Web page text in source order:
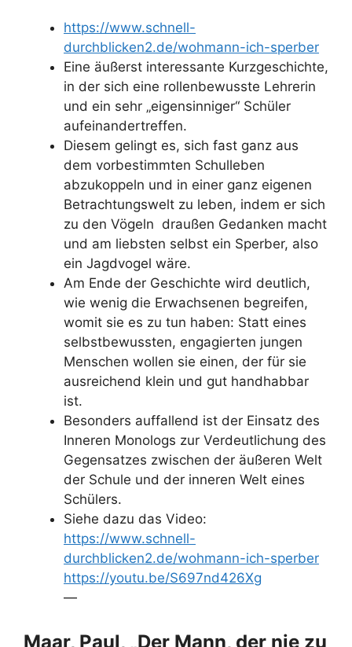
https://www.schnell-
durchblicken2.de/wohmann-ich-sperber
Eine äußerst interessante Kurzgeschichte,
in der sich eine rollenbewusste Lehrerin
und ein sehr „eigensinniger“ Schüler
aufeinandertreffen.
Diesem gelingt es, sich fast ganz aus
dem vorbestimmten Schulleben
abzukoppeln und in einer ganz eigenen
Betrachtungswelt zu leben, indem er sich
zu den Vögeln draußen Gedanken macht
und am liebsten selbst ein Sperber, also
ein Jagdvogel wäre.
Am Ende der Geschichte wird deutlich,
wie wenig die Erwachsenen begreifen,
womit sie es zu tun haben: Statt eines
selbstbewussten, engagierten jungen
Menschen wollen sie einen, der für sie
ausreichend klein und gut handhabbar
ist.
Besonders auffallend ist der Einsatz des
Inneren Monologs zur Verdeutlichung des
Gegensatzes zwischen der äußeren Welt
der Schule und der inneren Welt eines
Schülers.
Siehe dazu das Video:
https://www.schnell-
durchblicken2.de/wohmann-ich-sperber
https://youtu.be/S697nd426Xg
—
Maar, Paul, „Der Mann, der nie zu